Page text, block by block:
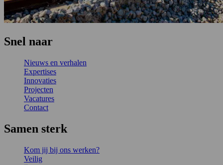
Snel naar
Nieuws en verhalen
Expertises
Innovaties
Projecten
Vacatures
Contact
Samen sterk
Kom jij bij ons werken?
Veilig